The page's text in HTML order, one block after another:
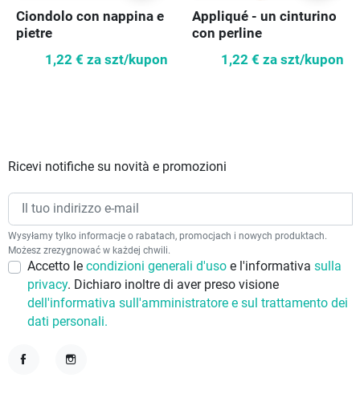
Ciondolo con nappina e
pietre
1,22 € za szt/kupon
Appliqué - un cinturino
con perline
1,22 € za szt/kupon
Ricevi notifiche su novità e promozioni
Wysyłamy tylko informacje o rabatach, promocjach i nowych produktach.
Możesz zrezygnować w każdej chwili.
Accetto le condizioni generali d'uso e l'informativa sulla
privacy. Dichiaro inoltre di aver preso visione
dell'informativa sull'amministratore e sul trattamento dei
dati personali.